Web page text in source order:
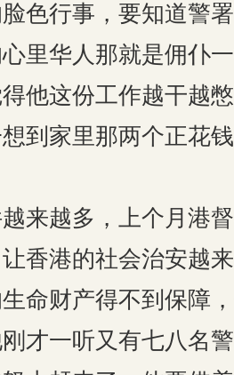
色行事，要知道警
里华人那就是佣仆
他这份工作越干越
到家里那两个正花
来越多，上个月港
香港的社会治安越
命财产得不到保障
才一听又有七八名